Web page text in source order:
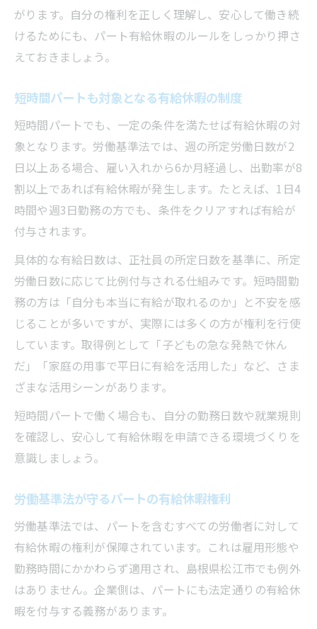
がります。自分の権利を正しく理解し、安心して働き続
けるためにも、パート有給休暇のルールをしっかり押さ
えておきましょう。
短時間パートも対象となる有給休暇の制度
短時間パートでも、一定の条件を満たせば有給休暇の対
象となります。労働基準法では、週の所定労働日数が2
日以上ある場合、雇い入れから6か月経過し、出勤率が8
割以上であれば有給休暇が発生します。たとえば、1日4
時間や週3日勤務の方でも、条件をクリアすれば有給が
付与されます。
具体的な有給日数は、正社員の所定日数を基準に、所定
労働日数に応じて比例付与される仕組みです。短時間勤
務の方は「自分も本当に有給が取れるのか」と不安を感
じることが多いですが、実際には多くの方が権利を行使
しています。取得例として「子どもの急な発熱で休ん
だ」「家庭の用事で平日に有給を活用した」など、さま
ざまな活用シーンがあります。
短時間パートで働く場合も、自分の勤務日数や就業規則
を確認し、安心して有給休暇を申請できる環境づくりを
意識しましょう。
労働基準法が守るパートの有給休暇権利
労働基準法では、パートを含むすべての労働者に対して
有給休暇の権利が保障されています。これは雇用形態や
勤務時間にかかわらず適用され、島根県松江市でも例外
はありません。企業側は、パートにも法定通りの有給休
暇を付与する義務があります。